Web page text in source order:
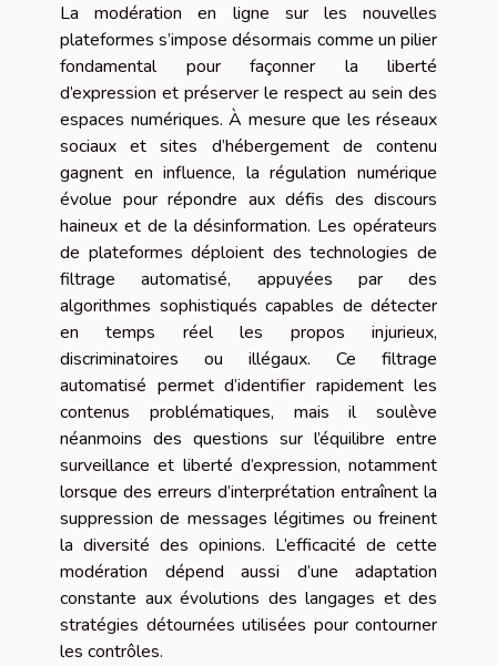
La modération en ligne sur les nouvelles
plateformes s’impose désormais comme un pilier
fondamental pour façonner la liberté
d’expression et préserver le respect au sein des
espaces numériques. À mesure que les réseaux
sociaux et sites d’hébergement de contenu
gagnent en influence, la régulation numérique
évolue pour répondre aux défis des discours
haineux et de la désinformation. Les opérateurs
de plateformes déploient des technologies de
filtrage automatisé, appuyées par des
algorithmes sophistiqués capables de détecter
en temps réel les propos injurieux,
discriminatoires ou illégaux. Ce filtrage
automatisé permet d’identifier rapidement les
contenus problématiques, mais il soulève
néanmoins des questions sur l’équilibre entre
surveillance et liberté d’expression, notamment
lorsque des erreurs d’interprétation entraînent la
suppression de messages légitimes ou freinent
la diversité des opinions. L’efficacité de cette
modération dépend aussi d’une adaptation
constante aux évolutions des langages et des
stratégies détournées utilisées pour contourner
les contrôles.